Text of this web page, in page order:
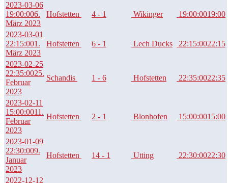
2023-03-06
19:00:006.
März 2023
Hofstetten 4 - 1 Wikinger 19:00:0019:00
2023-03-01
22:15:001.
März 2023
Hofstetten 6 - 1 Lech Ducks 22:15:0022:15
2023-02-25
22:35:0025.
Februar
2023
Schandis 1 - 6 Hofstetten 22:35:0022:35
2023-02-11
15:00:0011.
Februar
2023
Hofstetten 2 - 1 Blonhofen 15:00:0015:00
2023-01-09
22:30:009.
Januar
2023
Hofstetten 14 - 1 Utting 22:30:0022:30
2022-12-12